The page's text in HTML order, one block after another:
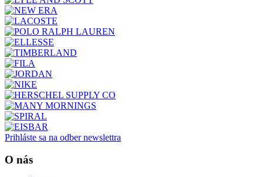
Prihláste sa na odber newslettra
O nás